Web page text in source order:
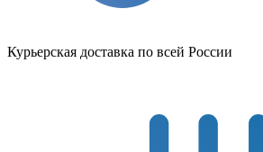
Курьерская доставка по всей России